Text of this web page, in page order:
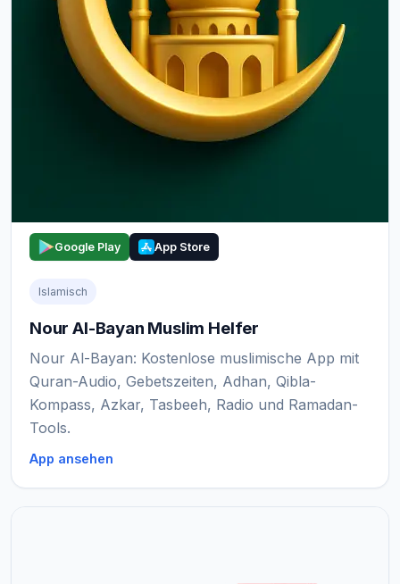
Google Play App Store
Islamisch
Nour Al-Bayan Muslim Helfer
Nour Al-Bayan: Kostenlose muslimische App mit
Quran-Audio, Gebetszeiten, Adhan, Qibla-
Kompass, Azkar, Tasbeeh, Radio und Ramadan-
Tools.
App ansehen